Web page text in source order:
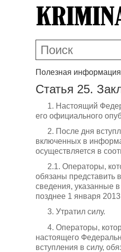
Полезная информация
Статья 25.
1. Настоящий
его официального
2. После дня
включенных в
осуществляется в
2.1. Операторы,
обязаны представить
сведения, указанные
позднее 1 января 2013
3. Утратил силу.
4. Операторы,
настоящего
вступления в силу,